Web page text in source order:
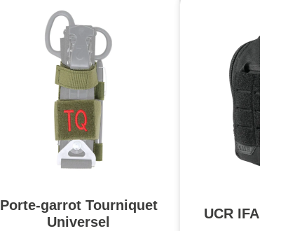
Porte-garrot Tourniquet
Universel
UCR IFAK